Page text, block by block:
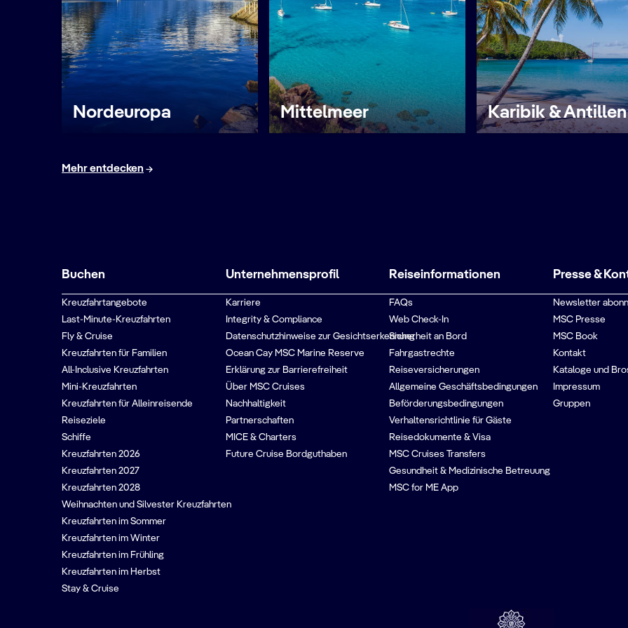
Nordeuropa Mittelmeer Karibik & Antillen
Mehr entdecken
Buchen
Kreuzfahrtangebote
Last-Minute-Kreuzfahrten
Fly & Cruise
Kreuzfahrten für Familien
All-Inclusive Kreuzfahrten
Mini-Kreuzfahrten
Kreuzfahrten für Alleinreisende
Reiseziele
Schiffe
Kreuzfahrten 2026
Kreuzfahrten 2027
Kreuzfahrten 2028
Weihnachten und Silvester Kreuzfahrten
Kreuzfahrten im Sommer
Kreuzfahrten im Winter
Kreuzfahrten im Frühling
Kreuzfahrten im Herbst
Stay & Cruise
Unternehmensprofil
Karriere
Integrity & Compliance
Datenschutzhinweise zur Gesichtserkennung
Ocean Cay MSC Marine Reserve
Erklärung zur Barrierefreiheit
Über MSC Cruises
Nachhaltigkeit
Partnerschaften
MICE & Charters
Future Cruise Bordguthaben
Reiseinformationen
FAQs
Web Check-In
Sicherheit an Bord
Fahrgastrechte
Reiseversicherungen
Allgemeine Geschäftsbedingungen
Beförderungsbedingungen
Verhaltensrichtlinie für Gäste
Reisedokumente & Visa
MSC Cruises Transfers
Gesundheit & Medizinische Betreuung
MSC for ME App
Presse &
Newsletter
MSC Presse
MSC Book
Kontakt
Kataloge und
Impressum
Gruppen